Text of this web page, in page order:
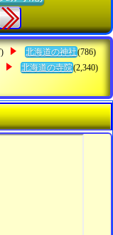
北海道の神社(786)
北海道の寺院(2,340)